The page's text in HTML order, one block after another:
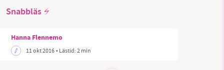
Sök
Snabbläs
Hanna Flennemo
11 okt 2016• Lästid:2 min